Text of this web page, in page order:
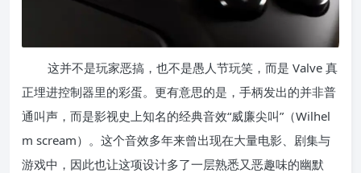
这并不是玩家恶搞，也不是愚人节玩笑，而是 Valve 真
正埋进控制器里的彩蛋。更有意思的是，手柄发出的并非普
通叫声，而是影视史上知名的经典音效“威廉尖叫”（Wilhel
m scream）。这个音效多年来曾出现在大量电影、剧集与
游戏中，因此也让这项设计多了一层熟悉又恶趣味的幽默